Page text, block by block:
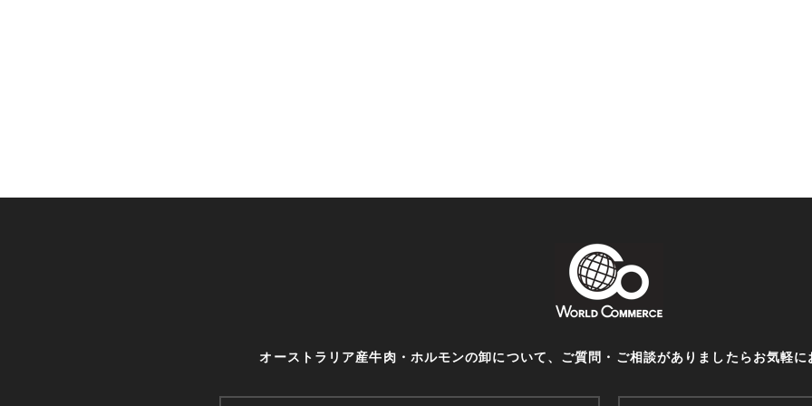
オーストラリア産牛肉・ホルモンの卸について、ご質問・ご相談がありましたらお気軽に